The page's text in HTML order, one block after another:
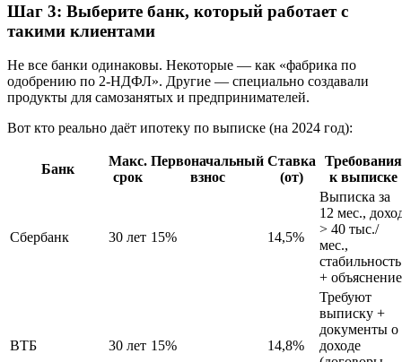
Шаг 3: Выберите банк, который работает с
такими клиентами
Не все банки одинаковы. Некоторые — как «фабрика по
одобрению по 2-НДФЛ». Другие — специально создавали
продукты для самозанятых и предпринимателей.
Вот кто реально даёт ипотеку по выписке (на 2024 год):
Банк
Макс.
срок
Первоначальный
взнос
Ставка
(от)
Требования
к выписке
Сбербанк 30 лет 15% 14,5%
Выписка за
12 мес.,
> 40 тыс./
мес.,
стабильность
+ объяснение
ВТБ 30 лет 15% 14,8%
Требуют
выписку +
документы о
доходе